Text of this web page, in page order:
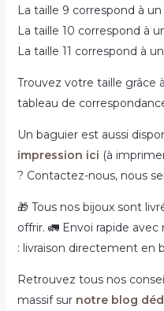
La taille 9 correspond à un
La taille 10 correspond à
La taille 11 correspond à
Trouvez votre taille grâce
tableau de
Un baguier est aussi
impression ici (à
? Contactez-nous, nous
🎁 Tous nos bijoux sont
offrir. 🚛 Envoi rapide
: livraison directement en
Retrouvez tous nos
massif sur notre blog